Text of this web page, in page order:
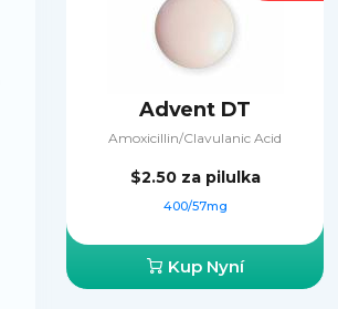
Advent DT
Amoxicillin/Clavulanic Acid
$2.50 za pilulka
400/57mg
Kup Nyní